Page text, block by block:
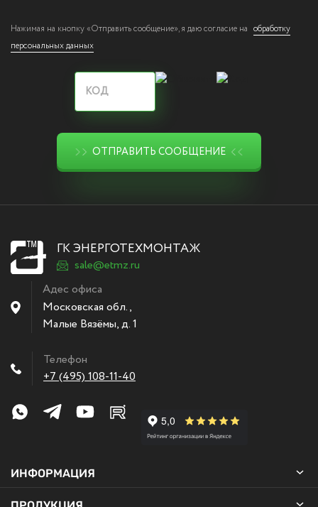
Нажимая на кнопку «Отправить сообщение», я даю согласие на обработку
персональных данных
ОТПРАВИТЬ СООБЩЕНИЕ
ГК ЭНЕРГОТЕХМОНТАЖ
sale@etmz.ru
Адес офиса
Московская обл.,
Малые Вязёмы,д. 1
Телефон
+7 (495) 108-11-40
ИНФОРМАЦИЯ